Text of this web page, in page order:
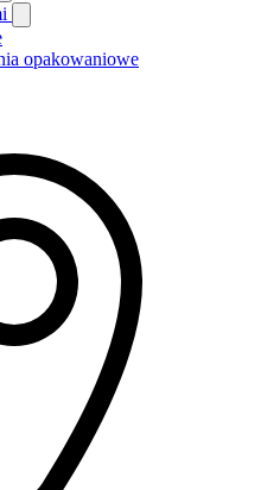
opakowaniowe